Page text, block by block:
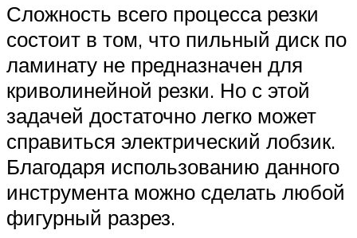
Сложность всего процесса резки
состоит в том, что пильный диск по
ламинату не предназначен для
криволинейной резки. Но с этой
задачей достаточно легко может
справиться электрический лобзик.
Благодаря использованию данного
инструмента можно сделать любой
фигурный разрез.